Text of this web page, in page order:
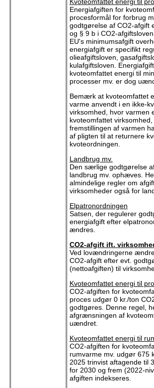
Energiafgiften for
procesformål for forbrug
godtgørelse af CO2-afgift
og § 9 b i CO2-
EU's minimumsafgift
energiafgift er specifikt
olieafgiftsloven,
kulafgiftsloven.
kvoteomfattet energi til
processer mv. er dog
Bemærk at kvoteomfattet
varme anvendt i en ikke-
virksomhed, hvor varmen
kvoteomfattet
fremstillingen af varmen
af pligten til at returnere
kvoteordningen.
Landbrug mv.
Den særlige godtgørelse
landbrug mv. ophæves.
almindelige regler om
virksomheder også for
Elpatronordningen
Satsen, der regulerer
energiafgift efter
ændres.
CO2-afgift ift.
Ved lovændringerne
CO2-afgift efter evt.
(nettoafgiften) til
Kvoteomfattet energi til
CO2-afgiften for
proces udgør 0 kr./ton
godtgøres. Denne regel,
afgrænsningen af
uændret.
Kvoteomfattet energi til
CO2-afgiften for
rumvarme mv. udgør 675
2025 trinvist aftagende til
for 2030 og frem (2022-
afgiften indekseres.